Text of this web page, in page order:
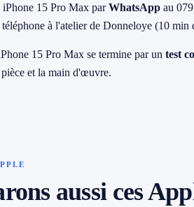
15 Pro Max parWhatsApp au
à l'atelier de Donneloye (10
15 Pro Max se termine par un test
et la main d'œuvre.
aussi ces